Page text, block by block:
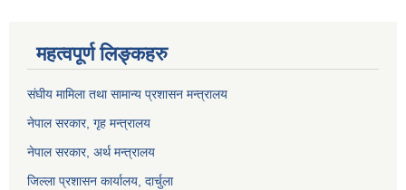
महत्वपूर्ण लिङ्कहरु
संघीय मामिला तथा सामान्य प्रशासन मन्त्रालय
नेपाल सरकार, गृह मन्त्रालय
नेपाल सरकार, अर्थ मन्त्रालय
जिल्ला प्रशासन कार्यालय, दार्चुला